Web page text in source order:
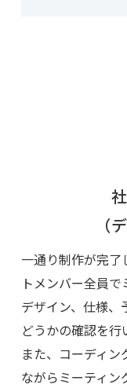
（
一通り制作が完了
トメンバー全員
デザイン、仕様、
どうかの確認を行
また、コーディ
ながらミーティン